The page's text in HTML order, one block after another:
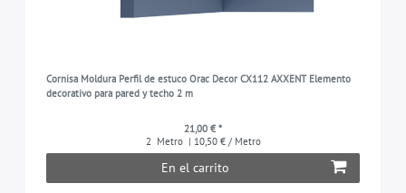
Cornisa Moldura Perfil de estuco Orac Decor CX112 AXXENT Elemento
decorativo para pared y techo 2 m
21,00 € *
2 Metro | 10,50 € / Metro
En el carrito